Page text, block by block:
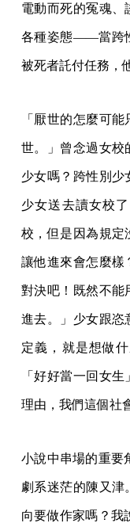
電動而死的冤魂、
各種姿態——當跨
被死者託付任務，
「厭世的怎麼可
世。」曾念過女校
少女嗎？跨性別少
少女送去讀女校
校，但是因為規定
讓他進來會怎麼樣
對決吧！既然不能
進去。」少女跟恣
定義，就是想做
「好好當一回女
理由，我們這個社
小說中串場的重要
劇系迷茫的陳又津
向要做作家嗎？我